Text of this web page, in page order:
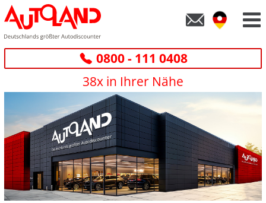
0800 - 111 0408
38x in Ihrer Nähe